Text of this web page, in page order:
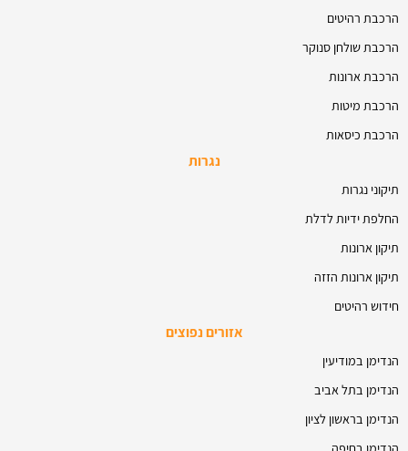
הרכבת רהיטים
הרכבת שולחן סנוקר
הרכבת ארונות
הרכבת מיטות
הרכבת כיסאות
נגרות
תיקוני נגרות
החלפת ידיות לדלת
תיקון ארונות
תיקון ארונות הזזה
חידוש רהיטים
אזורים נפוצים
הנדימן במודיעין
הנדימן בתל אביב
הנדימן בראשון לציון